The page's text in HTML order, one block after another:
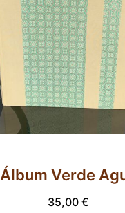
Álbum Verde
35,00€